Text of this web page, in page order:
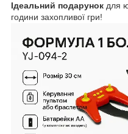
Ідеальний подарунок для
години захопливої гри!